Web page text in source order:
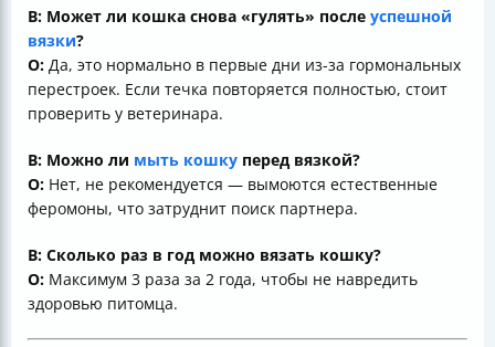
В: Может ли кошка снова «гулять» после успешной
вязки?
О: Да, это нормально в первые дни из-за гормональных
перестроек. Если течка повторяется полностью, стоит
проверить у ветеринара.
В: Можно ли мыть кошку перед вязкой?
О: Нет, не рекомендуется — вымоются естественные
феромоны, что затруднит поиск партнера.
В: Сколько раз в год можно вязать кошку?
О: Максимум 3 раза за 2 года, чтобы не навредить
здоровью питомца.